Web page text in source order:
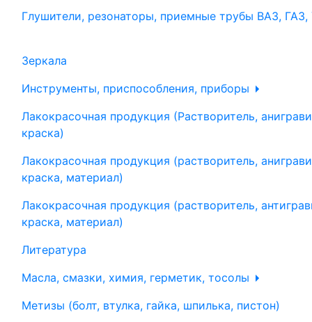
Глушители, резонаторы, приемные трубы ВАЗ, ГАЗ,
Зеркала
Инструменты, приспособления, приборы
Лакокрасочная продукция (Растворитель,
краска)
Лакокрасочная продукция (растворитель,
краска, материал)
Лакокрасочная продукция (растворитель,
краска, материал)
Литература
Масла, смазки, химия, герметик, тосолы
Метизы (болт, втулка, гайка, шпилька, пистон)